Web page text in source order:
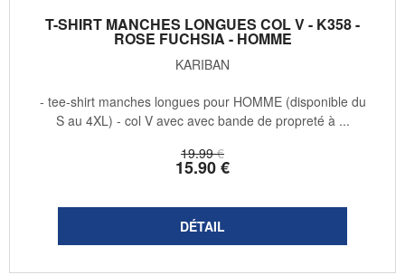
T-SHIRT MANCHES LONGUES COL V - K358 -
ROSE FUCHSIA - HOMME
KARIBAN
19.99 €
15.90€
- tee-shirt manches longues pour HOMME (disponible du
S au 4XL) - col V avec avec bande de propreté à ...